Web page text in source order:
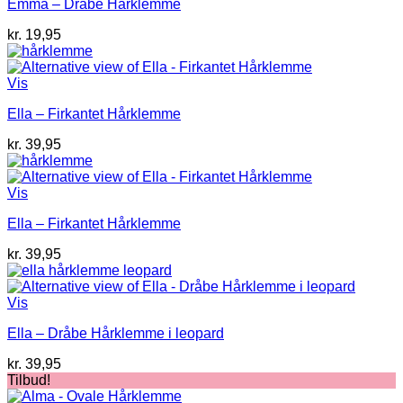
Emma – Dråbe Hårklemme
kr. 19,95
Vis
Ella – Firkantet Hårklemme
kr. 39,95
Vis
Ella – Firkantet Hårklemme
kr. 39,95
Vis
Ella – Dråbe Hårklemme i leopard
kr. 39,95
Tilbud!